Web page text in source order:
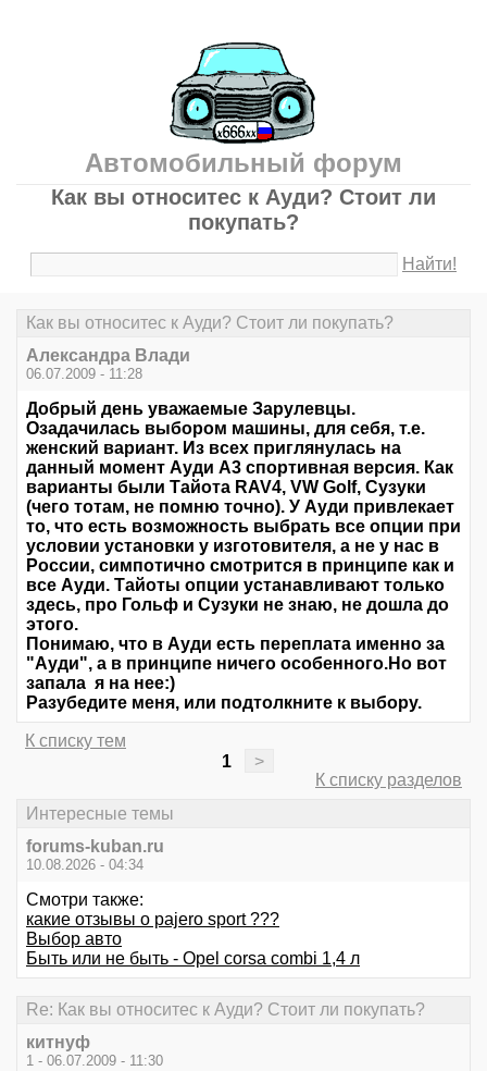
Автомобильный форум
Как вы относитес к Ауди? Стоит ли
покупать?
Найти!
Как вы относитес к Ауди? Стоит ли покупать?
Александра Влади
06.07.2009 - 11:28
Добрый день уважаемые Зарулевцы.
Озадачилась выбором машины, для себя, т.е.
женский вариант. Из всех приглянулась на
данный момент Ауди А3 спортивная версия. Как
варианты были Тайота RAV4, VW Golf, Сузуки
(чего тотам, не помню точно). У Ауди привлекает
то, что есть возможность выбрать все опции при
условии установки у изготовителя, а не у нас в
России, симпотично смотрится в принципе как и
все Ауди. Тайоты опции устанавливают только
здесь, про Гольф и Сузуки не знаю, не дошла до
этого.
Понимаю, что в Ауди есть переплата именно за
"Ауди", а в принципе ничего особенного.Но вот
запала я на нее:)
Разубедите меня, или подтолкните к выбору.
К списку тем
1
>
К списку разделов
Интересные темы
forums-kuban.ru
10.08.2026 - 04:34
Смотри также:
какие отзывы о pajero sport ???
Выбор авто
Быть или не быть - Opel corsa combi 1,4 л
Re: Как вы относитес к Ауди? Стоит ли покупать?
китнуф
1 - 06.07.2009 - 11:30